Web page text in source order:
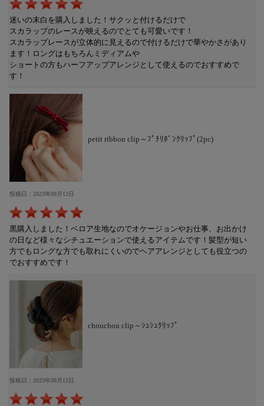
迷いの末白を購入しました！サクッと付けるだけで
スカラップのレースが映えるのでとても可愛いです！
スカラップレースが立体的に見えるので付けるだけで華やかさがあり
ます！ロングはもちろんミディアムや
ショートの方もハーフアップアレンジとして使えるのでおすすめで
す！
petit ribbon clip～ﾌﾟﾁﾘﾎﾞﾝｸﾘｯﾌﾟ(2pc)
投稿日：2023年09月12日
黒購入しました！ベロア生地なのでオケージョンやお仕事、お出かけ
の日など様々なシチュエーションで使えるアイテムです！髪型が短い
方でもロングな方でも取れにくいのでヘアアレンジとしても役立つの
でおすすめです！
chouchou clip～ｼｭｼｭｸﾘｯﾌﾟ
投稿日：2023年08月12日